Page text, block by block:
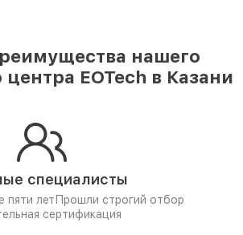
нашего
центра EOTech в Казани
специалисты
пяти лет Прошли строгий отбор
сертификация